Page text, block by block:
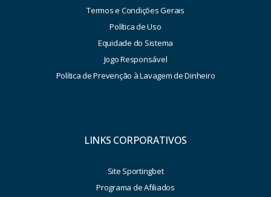
Termos e Condições Gerais
Política de Uso
Equidade do Sistema
Jogo Responsável
Política de Prevenção à Lavagem de Dinheiro
LINKS CORPORATIVOS
Site Sportingbet
Programa de Afiliados